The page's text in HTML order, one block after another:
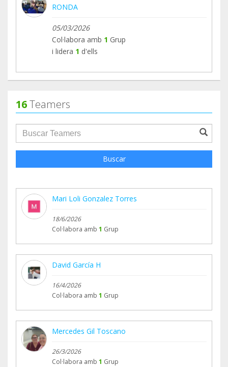
RONDA
05/03/2026
Col·labora amb 1 Grup
i lidera 1 d'ells
16Teamers
groupProfile.searchForm.search.text???
Buscar
Mari Loli Gonzalez Torres
18/6/2026
Col·labora amb 1 Grup
David García H
16/4/2026
Col·labora amb 1 Grup
Mercedes Gil Toscano
26/3/2026
Col·labora amb 1 Grup